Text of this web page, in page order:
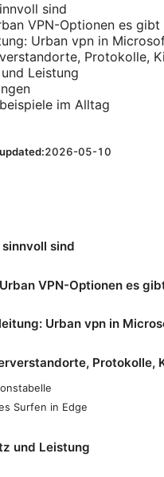
sind
VPN-Optionen es gibt
Urban vpn in
Protokolle,
Leistung
im Alltag
2026-05-10
sind
VPN-Optionen es
Urban vpn in
Protokolle,
Surfen in Edge
und Leistung